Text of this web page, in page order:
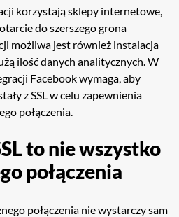
korzystają sklepy internetowe,
do szerszego grona
możliwa jest również instalacja
ilość danych analitycznych. W
Facebook wymaga, aby
z SSL w celu zapewnienia
połączenia.
to nie wszystko
połączenia
połączenia nie wystarczy sam